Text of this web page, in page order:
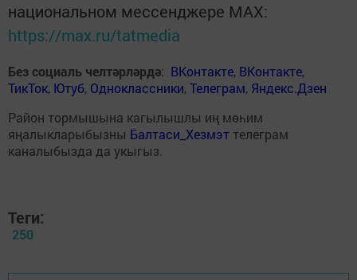
национальном мессенджере MАХ:
https://max.ru/tatmedia
Без социаль челтәрләрдә: ВКонтакте, ВКонтакте,
ТикТок, Ютуб, Одноклассники,Телеграм, Яндекс.Дзен
Район тормышына кагылышлы иң мөһим
яңалыкларыбызны Балтаси_Хезмэт телеграм
каналыбызда да укыгыз.
Теги:
250